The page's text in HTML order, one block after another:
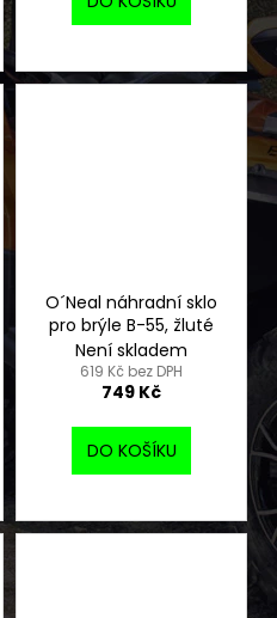
O´Neal náhradní sklo
pro brýle B-55, žluté
Není skladem
619 Kč bez DPH
749 Kč
DO KOŠÍKU